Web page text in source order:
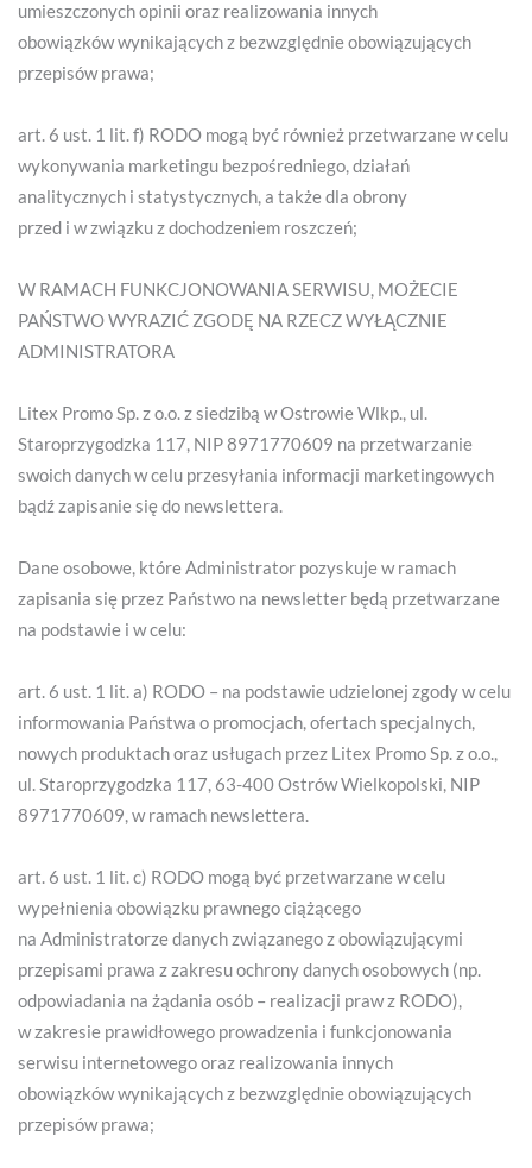
umieszczonych opinii oraz realizowania innych
obowiązków wynikających z bezwzględnie obowiązujących
przepisów prawa;
art. 6 ust. 1 lit. f) RODO mogą być również przetwarzane w celu
wykonywania marketingu bezpośredniego, działań
analitycznych i statystycznych, a także dla obrony
przed i w związku z dochodzeniem roszczeń;
W RAMACH FUNKCJONOWANIA SERWISU, MOŻECIE
PAŃSTWO WYRAZIĆ ZGODĘ NA RZECZ WYŁĄCZNIE
ADMINISTRATORA
Litex Promo Sp. z o.o. z siedzibą w Ostrowie Wlkp., ul.
Staroprzygodzka 117, NIP 8971770609 na przetwarzanie
swoich danych w celu przesyłania informacji marketingowych
bądź zapisanie się do newslettera.
Dane osobowe, które Administrator pozyskuje w ramach
zapisania się przez Państwo na newsletter będą przetwarzane
na podstawie i w celu:
art. 6 ust. 1 lit. a) RODO – na podstawie udzielonej zgody w celu
informowania Państwa o promocjach, ofertach specjalnych,
nowych produktach oraz usługach przez Litex Promo Sp. z o.o.,
ul. Staroprzygodzka 117, 63-400 Ostrów Wielkopolski, NIP
8971770609, w ramach newslettera.
art. 6 ust. 1 lit. c) RODO mogą być przetwarzane w celu
wypełnienia obowiązku prawnego ciążącego
na Administratorze danych związanego z obowiązującymi
przepisami prawa z zakresu ochrony danych osobowych (np.
odpowiadania na żądania osób – realizacji praw z RODO),
w zakresie prawidłowego prowadzenia i funkcjonowania
serwisu internetowego oraz realizowania innych
obowiązków wynikających z bezwzględnie obowiązujących
przepisów prawa;